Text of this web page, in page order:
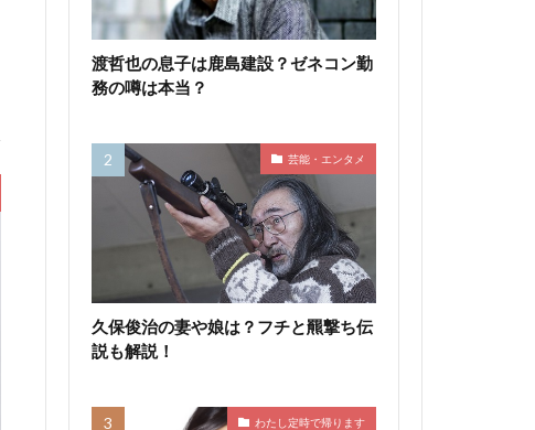
渡哲也の息子は鹿島建設？ゼネコン勤
務の噂は本当？
芸能・エンタメ
久保俊治の妻や娘は？フチと羆撃ち伝
説も解説！
わたし定時で帰ります